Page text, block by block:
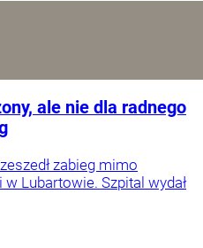
ale nie dla radnego
zabieg mimo
Lubartowie. Szpital wydał